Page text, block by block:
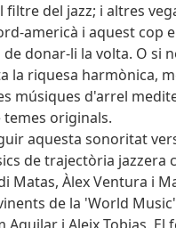
filtre del jazz; i altres
americà i aquest cop
donar-li la volta. O si
la riquesa harmònica,
músiques d'arrel
originals.
aquesta sonoritat
de trajectòria jazzera
Matas, Àlex Ventura i
de la 'World